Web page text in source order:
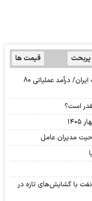
پربحث قیمت ها
تغییر مثبت در عملکرد مالی بانک صادرات ایران/ درآمد عملیاتی 80
مدیران عامل
با گشایش‌های تازه در